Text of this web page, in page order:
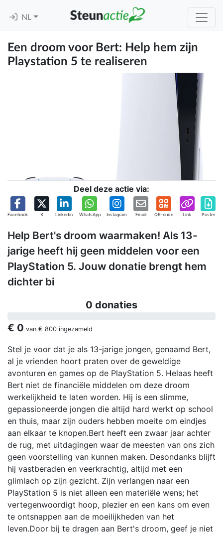
NL
Een droom voor Bert: Help hem zijn
Playstation 5 te realiseren
Deel deze actie via:
Facebook X Linkedin WhatsApp Instagram Email QR-code Link Poster
Help Bert's droom waarmaken! Als 13-
jarige heeft hij geen middelen voor een
PlayStation 5. Jouw donatie brengt hem
dichter bi
0 donaties
€ 0 van € 800 ingezameld
Stel je voor dat je als 13-jarige jongen, genaamd Bert,
al je vrienden hoort praten over de geweldige
avonturen en games op de PlayStation 5. Helaas heeft
Bert niet de financiële middelen om deze droom
werkelijkheid te laten worden. Hij is een slimme,
gepassioneerde jongen die altijd hard werkt op school
en thuis, maar zijn ouders hebben moeite om eindjes
aan elkaar te knopen.Bert heeft een zwaar jaar achter
de rug, met uitdagingen waar de meesten van ons zich
geen voorstelling van kunnen maken. Desondanks blijft
hij vastberaden en veerkrachtig, altijd met een
glimlach op zijn gezicht. Zijn verlangen naar een
PlayStation 5 is niet alleen een materiële wens; het
vertegenwoordigt hoop, plezier en een kans om even
te ontsnappen aan de moeilijkheden van het
leven.Door bij te dragen aan Bert's droom, geef je niet